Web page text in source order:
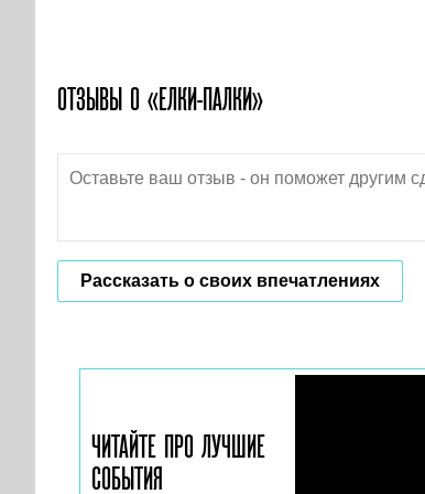
ОТЗЫВЫ О «ЕЛКИ-ПАЛКИ»
Рассказать о своих впечатлениях
ЧИТАЙТЕ ПРО ЛУЧШИЕ
СОБЫТИЯ